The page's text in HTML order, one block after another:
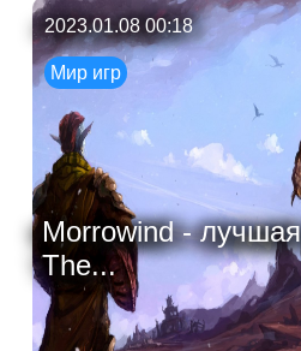
2023.01.08 00:18
Мир игр
Morrowind -
The...